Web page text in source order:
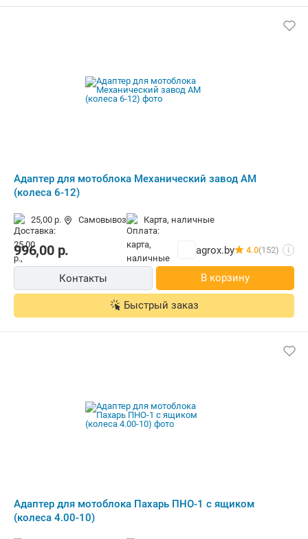
Адаптер для мотоблока Механический завод АМ
(колеса 6-12)
25,00 р. Самовывоз карта, наличные
996,00р. agrox.by 4.0(152) i
Контакты В корзину
Быстрый заказ
Адаптер для мотоблока Пахарь ПНО-1 с ящиком
(колеса 4.00-10)